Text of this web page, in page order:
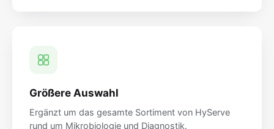
Größere Auswahl
Ergänzt um das gesamte Sortiment von HyServe
rund um Mikrobiologie und Diagnostik.